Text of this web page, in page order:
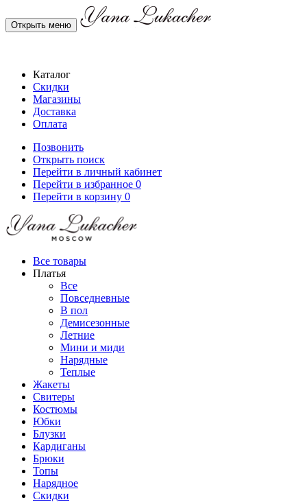
Открыть меню
Каталог
Скидки
Магазины
Доставка
Оплата
Позвонить
Открыть поиск
Перейти в личный кабинет
Перейти в избранное 0
Перейти в корзину 0
Все товары
Платья
Все
Повседневные
В пол
Демисезонные
Летние
Мини и миди
Нарядные
Теплые
Жакеты
Свитеры
Костюмы
Юбки
Блузки
Кардиганы
Брюки
Топы
Нарядное
Скидки